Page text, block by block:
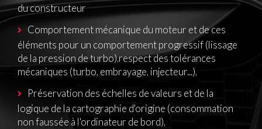
du constructeur
Comportement mécanique du moteur et de ces
éléments pour un comportement progressif (lissage
de la pression de turbo),respect des tolérances
mécaniques (turbo, embrayage, injecteur...),
Préservation des échelles de valeurs et de la
logique de la cartographie d'origine (consommation
non faussée à l'ordinateur de bord),